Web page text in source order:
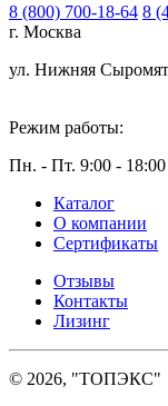
8 (800) 700-18-64 8
г. Москва
ул. Нижняя
Режим работы:
Пн. - Пт. 9:00 - 18:00
Каталог
О компании
Сертификаты
Отзывы
Контакты
Лизинг
© 2026, "ТОПЭКС"